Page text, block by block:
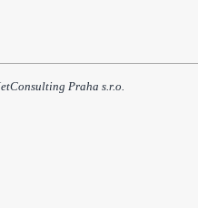
Praha s.r.o.